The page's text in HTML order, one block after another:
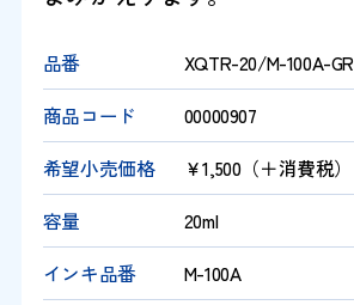
品番
XQTR-20/M-100A-GR
商品コード
00000907
希望小売価格
￥1,500（＋消費税）
容量
20ml
インキ品番
M-100A